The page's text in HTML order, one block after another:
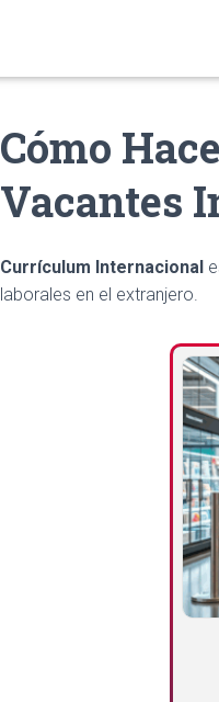
Cómo
Vacantes
Currículum Internacional
laborales en el extranjero.